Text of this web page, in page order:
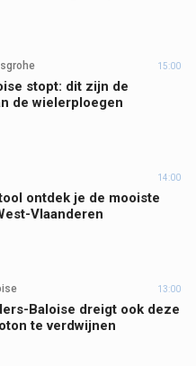
15:00
stopt: dit zijn de
de wielerploegen
14:00
ontdek je de mooiste
Vlaanderen
13:00
Baloise dreigt ook deze
te verdwijnen